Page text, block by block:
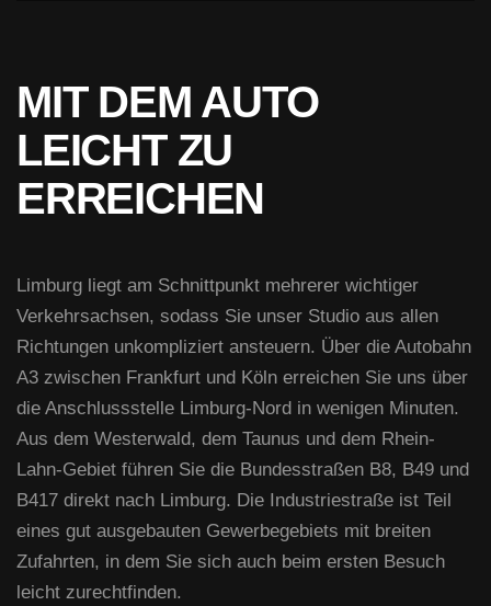
MIT DEM AUTO
LEICHT ZU
ERREICHEN
Limburg liegt am Schnittpunkt mehrerer wichtiger
Verkehrsachsen, sodass Sie unser Studio aus allen
Richtungen unkompliziert ansteuern. Über die Autobahn
A3 zwischen Frankfurt und Köln erreichen Sie uns über
die Anschlussstelle Limburg-Nord in wenigen Minuten.
Aus dem Westerwald, dem Taunus und dem Rhein-
Lahn-Gebiet führen Sie die Bundesstraßen B8, B49 und
B417 direkt nach Limburg. Die Industriestraße ist Teil
eines gut ausgebauten Gewerbegebiets mit breiten
Zufahrten, in dem Sie sich auch beim ersten Besuch
leicht zurechtfinden.